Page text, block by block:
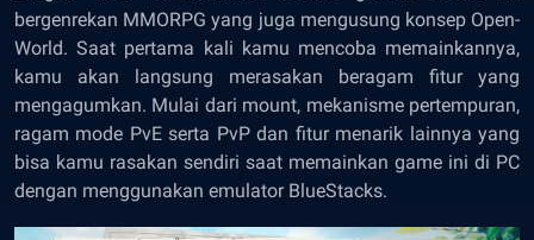
bergenrekan MMORPG yang juga mengusung konsep Open-
World. Saat pertama kali kamu mencoba memainkannya,
kamu akan langsung merasakan beragam fitur yang
mengagumkan. Mulai dari mount, mekanisme pertempuran,
ragam mode PvE serta PvP dan fitur menarik lainnya yang
bisa kamu rasakan sendiri saat memainkan game ini di PC
dengan menggunakan emulator BlueStacks.